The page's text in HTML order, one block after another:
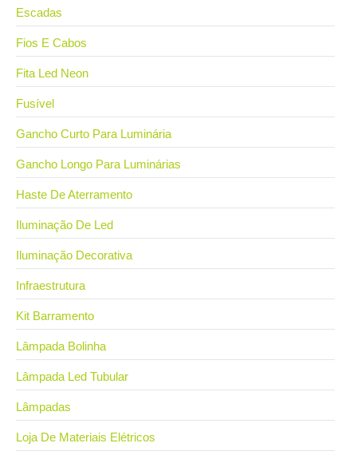
Escadas
Fios E Cabos
Fita Led Neon
Fusível
Gancho Curto Para Luminária
Gancho Longo Para Luminárias
Haste De Aterramento
Iluminação De Led
Iluminação Decorativa
Infraestrutura
Kit Barramento
Lâmpada Bolinha
Lâmpada Led Tubular
Lâmpadas
Loja De Materiais Elétricos